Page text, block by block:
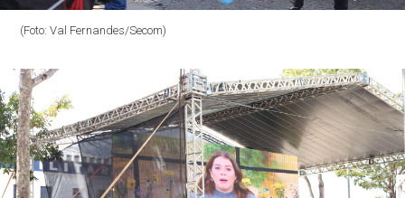
(Foto: Val Fernandes/Secom)